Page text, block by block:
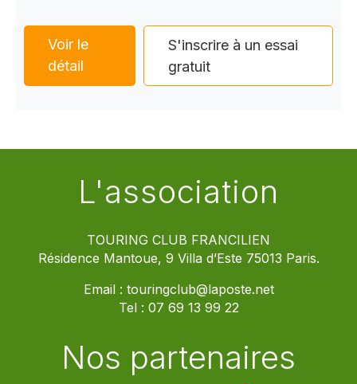
Voir le
détail
S'inscrire à un essai
gratuit
L'association
TOURING CLUB FRANCILIEN
Résidence Mantoue, 9 Villa d’Este 75013 Paris.
Email : touringclub@laposte.net
Tel : 07 69 13 99 22
Nos partenaires